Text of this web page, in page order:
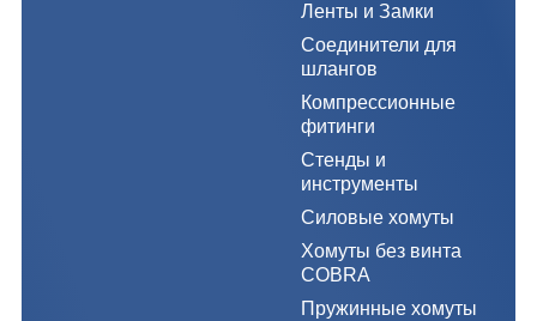
Ленты и Замки
Соединители для
шлангов
Компрессионные
фитинги
Стенды и
инструменты
Силовые хомуты
Хомуты без винта
COBRA
Пружинные хомуты